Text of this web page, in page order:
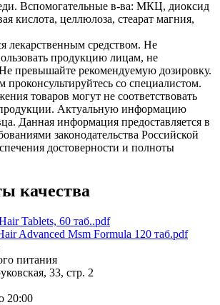
Вспомогательные в-ва: МКЦ, диоксид
кислота, целлюлоза, стеарат магния,
лекарственным средством. Не
продукцию лицам, не
превышайте рекомендуемую дозировку.
со специалистом.
товаров могут не соответствовать
Актуальную информацию
Данная информация предоставляется в
законодательства Российской
достоверности и полноты
качества
Tablets, 60 таб..pdf
Advanced Msm Formula 120 таб.pdf
питания
33, стр. 2
20:00